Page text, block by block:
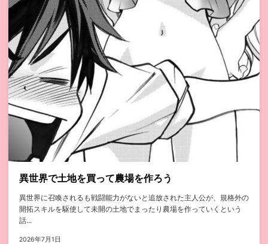
異世界で土地を買って農場を作ろう
異世界に召喚されるも戦闘能力がないと追放された主人公が、規格外の
開拓スキルを駆使して未開の土地でまったり農場を作っていくという
話...
2026年7月1日